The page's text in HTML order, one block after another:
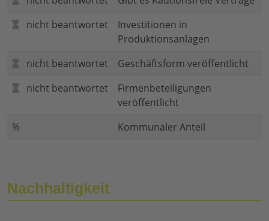
nicht beantwortet
Investitionen in
Produktionsanlagen
nicht beantwortet
Geschäftsform veröffentlicht
nicht beantwortet
Firmenbeteiligungen
veröffentlicht
%
Kommunaler Anteil
Nachhaltigkeit